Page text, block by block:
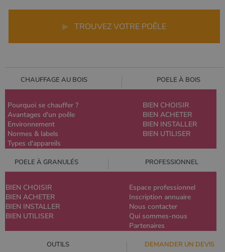
▶ TROUVEZ VOTRE POÊLE
CHAUFFAGE AU BOIS POELE À BOIS
Pourquoi se chauffer ?
Avantages d'un poêle
Environnement
Normes & labels
Types d'appareils
BIEN CHOISIR
BIEN ACHETER
BIEN INSTALLER
BIEN UTILISER
POELE À GRANULÉS PROFESSIONNEL
BIEN CHOISIR
BIEN ACHETER
BIEN INSTALLER
BIEN UTILISER
Espace professionnel
Inscription annuaire
Nous contacter
Qui sommes-nous
Partenaires
OUTILS DEMANDER UN DEVIS